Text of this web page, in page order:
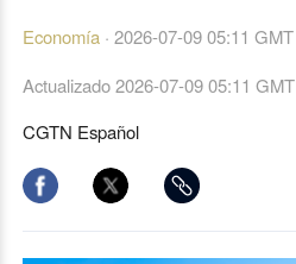
Economía· 2026-07-09 05:11 GMT
Actualizado2026-07-09 05:11 GMT
CGTN Español